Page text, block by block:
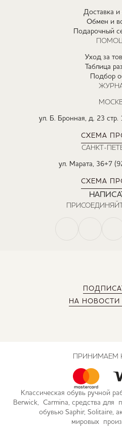
НА НОВОСТИ
Доставка и
Обмен и
Подарочный
Уход за
Таблица
Подбор
ул. Б. Бронная, д. 23 стр.
СХЕМА
САНКТ-
ул. Марата, 36+7
СХЕМА
Классическая обувь ручной
Berwick, Carmina, средства для
обувью Saphir, Solitaire,
мировых
ПРИНИМАЕМ